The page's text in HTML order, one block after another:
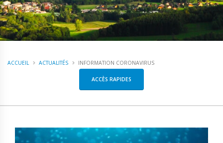
ACCUEIL ACTUALITÉS INFORMATION CORONAVIRUS
ACCÈS RAPIDES